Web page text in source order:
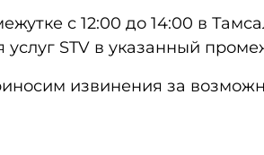
с 12:00 до 14:00 в
STV в указанный
извинения за